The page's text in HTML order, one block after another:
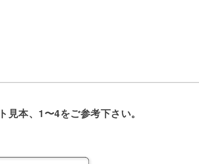
本、1〜4をご参考下さい。